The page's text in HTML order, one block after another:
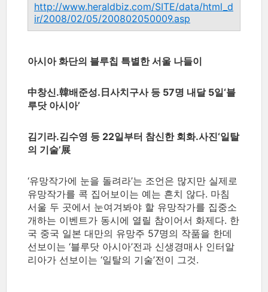
http://www.heraldbiz.com/SITE/data/html_d
ir/2008/02/05/200802050009.asp
아시아 화단의 블루칩 특별한 서울 나들이
中창신.韓배준성.日사치구사 등 57명 내달 5일‘블
루닷 아시아’
김기라.김수영 등 22일부터 참신한 회화.사진‘일탈
의 기술’展
‘유망작가에 눈을 돌려라’는 조언은 많지만 실제로
유망작가를 콕 집어보이는 예는 흔치 않다. 마침
서울 두 곳에서 눈여겨봐야 할 유망작가를 집중소
개하는 이벤트가 동시에 열릴 참이어서 화제다. 한
국 중국 일본 대만의 유망주 57명의 작품을 한데
선보이는 ‘블루닷 아시아’전과 신생경매사 인터알
리아가 선보이는 ‘일탈의 기술’전이 그것.